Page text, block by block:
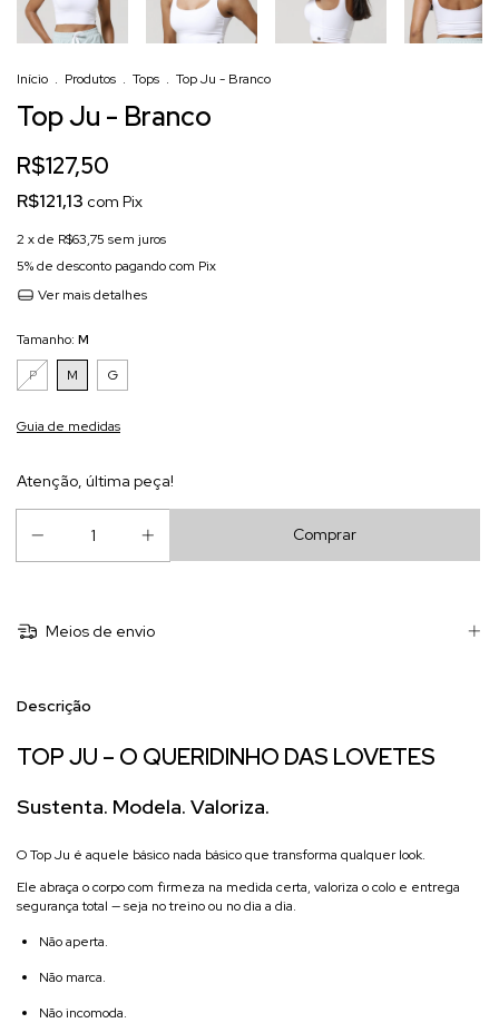
Início . Produtos . Tops . Top Ju - Branco
Top Ju - Branco
R$127,50
R$121,13 com Pix
2 x de R$63,75 sem juros
5% de desconto pagando com Pix
Ver mais detalhes
Tamanho: M
P
M G
Guia de medidas
Atenção, última peça!
Meios de envio
Descrição
TOP JU – O QUERIDINHO DAS LOVETES
Sustenta. Modela. Valoriza.
O Top Ju é aquele básico nada básico que transforma qualquer look.
Ele abraça o corpo com firmeza na medida certa, valoriza o colo e entrega
segurança total — seja no treino ou no dia a dia.
Não aperta.
Não marca.
Não incomoda.